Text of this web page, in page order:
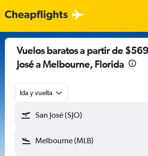
Vuelos baratos a partir de
José a Melbourne, Florida
Ida y vuelta
San José (SJO)
Melbourne (MLB)